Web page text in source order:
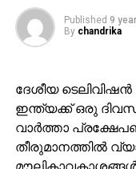
Published 9
By chandrika
ദേശീയ ടെലിവിഷന്‍
ഇന്ത്യക്ക് ഒരു
വാര്‍ത്താ
തീരുമാനത്തില്‍